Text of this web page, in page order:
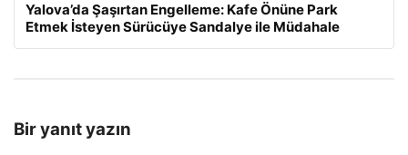
Yalova’da Şaşırtan Engelleme: Kafe Önüne Park
Etmek İsteyen Sürücüye Sandalye ile Müdahale
Bir yanıt yazın